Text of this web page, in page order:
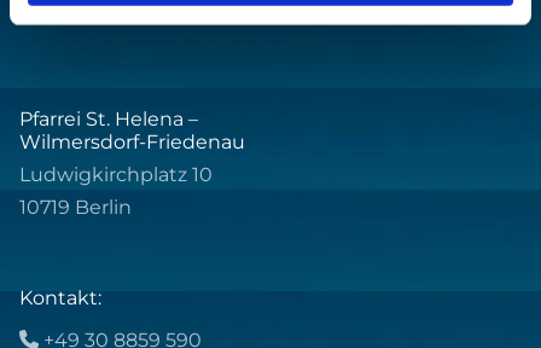
Pfarrei St. Helena –
Wilmersdorf-Friedenau
Ludwigkirchplatz 10
10719 Berlin
Kontakt:
 +49 30 8859 590